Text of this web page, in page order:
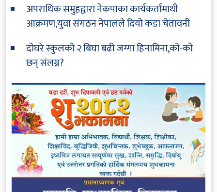
अपराधिक समुहद्वारा नेकपाका कार्यकर्तामाथी
आक्रमण,युवा संगठन नेपालले दियो कडा चेतावनी
दोघरे स्कुलको २ बिघा बढी जग्गा हिनामिना,को-को
छन् संलग्न?